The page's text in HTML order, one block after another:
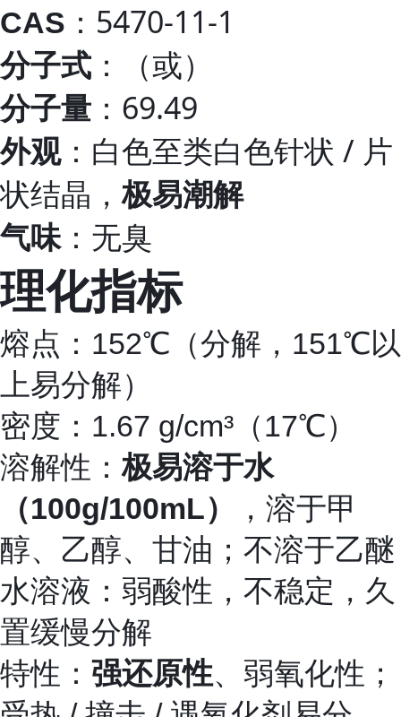
CAS ：5470-11-1
分子式 ： （或）
分子量 ：69.49
外观：白色至类白色针状 / 片
状结晶，极易潮解
气味：无臭
理化指标
熔点：152℃（分解，151℃以
上易分解）
密度：1.67 g/cm³（17℃）
溶解性：极易溶于水
（100g/100mL）
，溶于甲
醇、乙醇、甘油；不溶于乙醚
水溶液：弱酸性，不稳定，久
置缓慢分解
特性： 强还原性、弱氧化性；